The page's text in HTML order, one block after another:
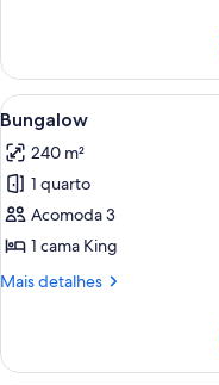
King
Carrega
todas
as
fotos
de
Bungalow
4
Bungalow
240 m²
1 quarto
Acomoda 3
1 cama King
Mais detalhes
Mais